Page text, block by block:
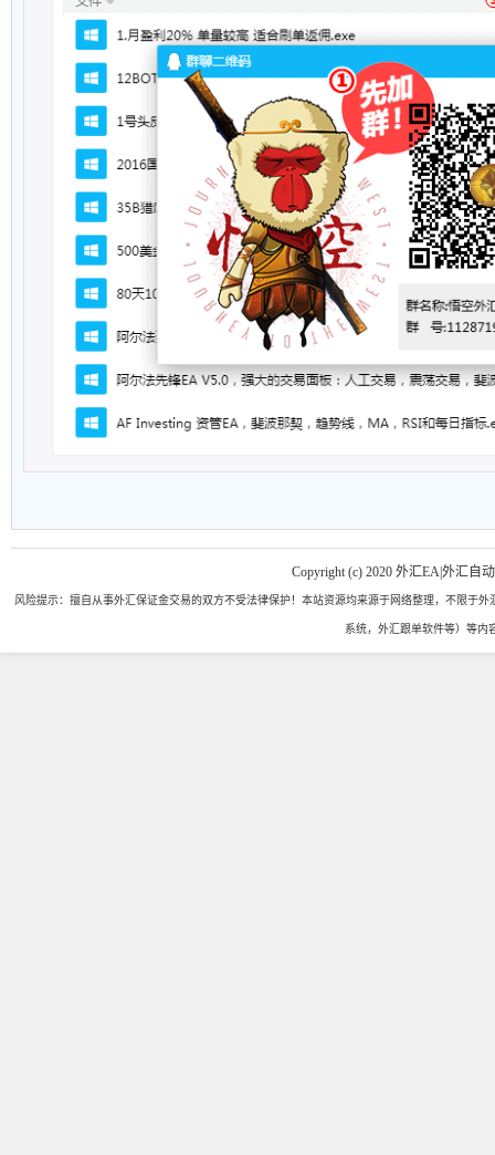
Copyright (c) 2020 外汇EA|外汇自
风险提示：擅自从事外汇保证金交易的双方不受法律保护！本站资源均来源于网络整理，不限于
系统，外汇跟单软件等）等内